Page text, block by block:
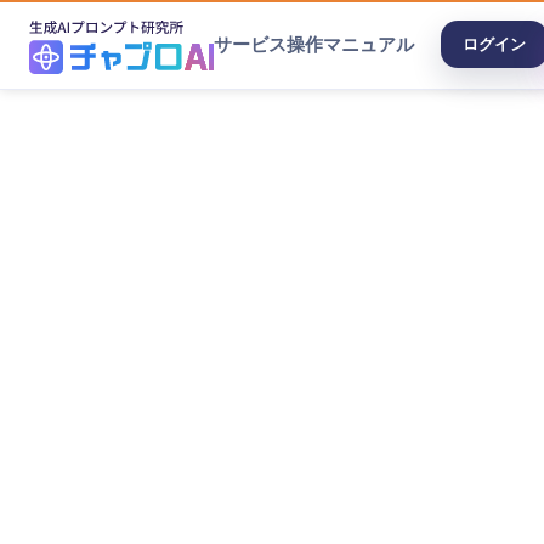
サービス操作マニュアル ログイン